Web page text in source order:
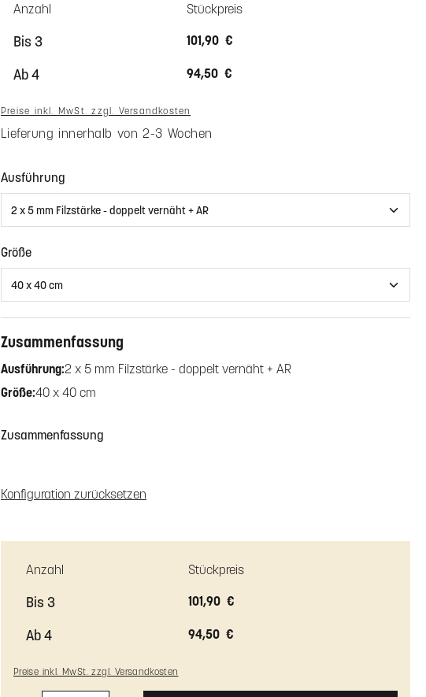
Anzahl Stückpreis
Bis 3 101,90 €
Ab4 94,50 €
Preise inkl. MwSt. zzgl. Versandkosten
Lieferung innerhalb von 2-3 Wochen
Ausführung
Größeauswählen
Zusammenfassung
Ausführung:2 x 5 mm Filzstärke - doppelt vernäht + AR
Größe:40 x 40 cm
Farbe oben
Farbe mit Antirutsch